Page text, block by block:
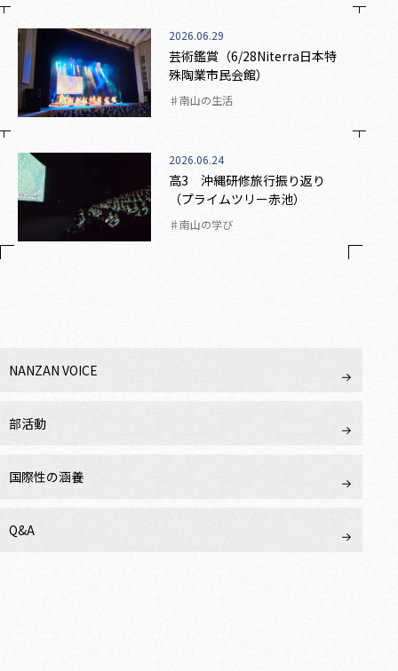
2026.06.29
芸術鑑賞（6/28Niterra日本特
殊陶業市民会館）
♯南山の生活
2026.06.24
高3 沖縄研修旅行振り返り
（プライムツリー赤池）
♯南山の学び
NANZAN VOICE
部活動
国際性の涵養
Q&A